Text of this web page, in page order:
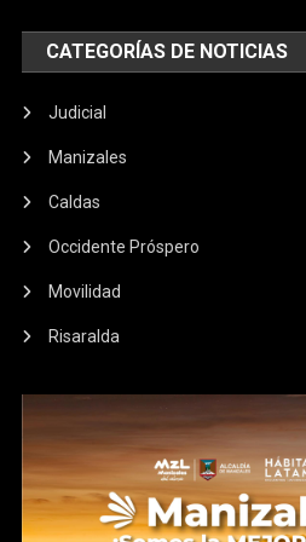
CATEGORÍAS DE NOTICIAS
Judicial
Manizales
Caldas
Occidente Próspero
Movilidad
Risaralda